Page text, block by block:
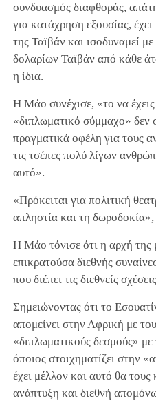
συνδυασμός διαφθοράς,
για κατάχρηση εξουσίας,
της Ταϊβάν και ισοδυναμεί
δολαρίων Ταϊβάν από κάθε
η ίδια.
Η Μάο συνέχισε, «το να
«διπλωματικό σύμμαχο» δεν
πραγματικά οφέλη για τους
τις τσέπες πολύ λίγων
αυτό».
«Πρόκειται για πολιτική
απληστία και τη δωροδοκία»,
Η Μάο τόνισε ότι η αρχή της
επικρατούσα διεθνής
που διέπει τις διεθνείς
Σημειώνοντας ότι το
απομείνει στην Αφρική με
«διπλωματικούς δεσμούς»
όποιος στοιχηματίζει στην
έχει μέλλον και αυτό θα τους
ανάπτυξη και διεθνή